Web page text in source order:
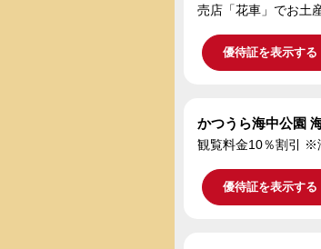
売店「花車」でお土
優待証を表示する
かつうら海中公園
観覧料金10％割引 ※
優待証を表示する